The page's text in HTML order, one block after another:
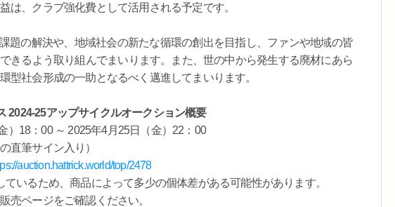
は、クラブ強化費として活用される予定です。
題の解決や、地域社会の新たな循環の創出を目指し、ファンや地域の皆
きるよう取り組んでまいります。また、世の中から発生する廃材にあら
型社会形成の一助となるべく邁進してまいります。
2024-25アップサイクルオークション概要
）18：00 ～ 2025年4月25日（金）22：00
直筆サイン入り）
auction.hattrick.world/top/2478
いるため、商品によって多少の個体差がある可能性があります。
売ページをご確認ください。